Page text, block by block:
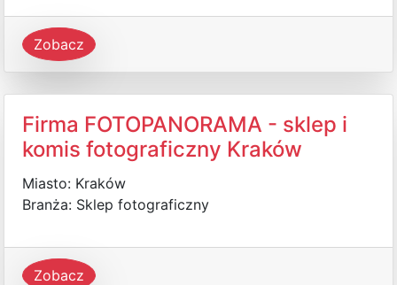
Zobacz
Firma FOTOPANORAMA - sklep i
komis fotograficzny Kraków
Miasto: Kraków
Branża: Sklep fotograficzny
Zobacz